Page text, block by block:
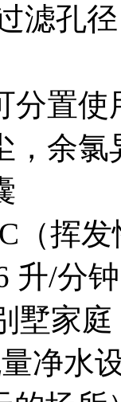
滤孔
分置使
，余氯
（挥
升/分
墅家庭
净水